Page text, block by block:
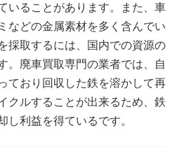
いることがあります。また、車
などの金属素材を多く含んでい
採取するには、国内での資源の
。廃車買取専門の業者では、自
ており回収した鉄を溶かして再
クルすることが出来るため、鉄
し利益を得ているです。